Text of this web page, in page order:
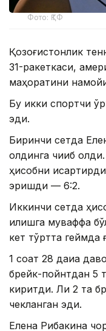
Фото: ҚТФ
Қозоғистонлик
31-ракеткаси,
маҳоратини
Бу икки спортчи
эди.
Биринчи сетда
олдинга чиқиб
ҳисобни
эришди — 6:2.
Иккинчи сетда
қилишга муваффақ
кет тўртта геймда
1 соат 28 дақиқа
брейк-пойнтдан 5
киритди. Ли 2 та
чекланган эди.
Елена Рибакина